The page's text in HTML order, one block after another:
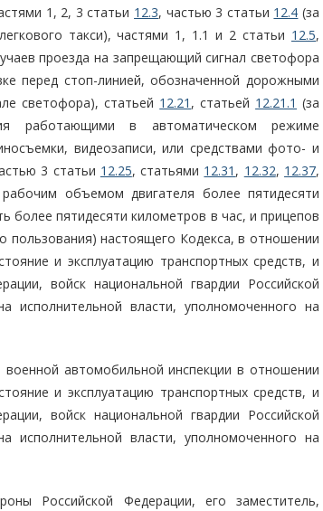
1, 2, 3 статьи 12.3, частью 3 статьи 12.4 (за
такси), частями 1, 1.1 и 2 статьи 12.5,
проезда на запрещающий сигнал светофора
перед стоп-линией, обозначенной дорожными
светофора), статьей 12.21 , статьей 12.21.1 (за
работающими в автоматическом режиме
видеозаписи, или средствами фото- и
3 статьи 12.25, статьями 12.31 , 12.32, 12.37,
объемом двигателя более пятидесяти
более пятидесяти километров в час, и прицепов
настоящего Кодекса, в отношении
и эксплуатацию транспортных средств, и
войск национальной гвардии Российской
исполнительной власти, уполномоченного на
автомобильной инспекции в отношении
и эксплуатацию транспортных средств, и
войск национальной гвардии Российской
исполнительной власти, уполномоченного на
Российской Федерации, его заместитель,